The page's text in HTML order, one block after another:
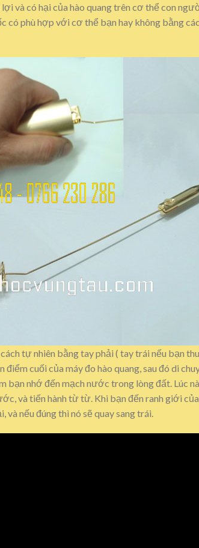
và có hại của hào quang trên cơ thể con
có phù hợp với cơ thể bạn hay không bằng
tự nhiên bằng tay phải ( tay trái nếu bạn
cuối của máy đo hào quang, sau đó di
bạn nhớ đến mạch nước trong lòng đất. Lúc
và tiến hành từ từ. Khi bạn đến ranh giới
và nếu đúng thì nó sẽ quay sang trái.